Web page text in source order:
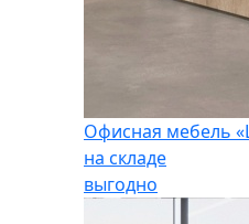
Офисная мебель
на складе
выгодно